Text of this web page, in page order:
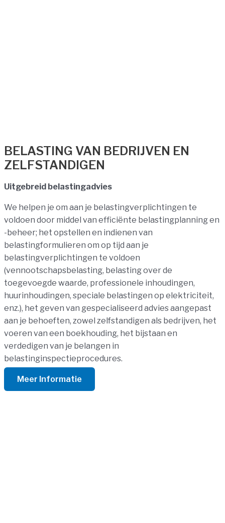
BELASTING VAN BEDRIJVEN EN
ZELFSTANDIGEN
Uitgebreid belastingadvies
We helpen je om aan je belastingverplichtingen te
voldoen door middel van efficiënte belastingplanning en
-beheer; het opstellen en indienen van
belastingformulieren om op tijd aan je
belastingverplichtingen te voldoen
(vennootschapsbelasting, belasting over de
toegevoegde waarde, professionele inhoudingen,
huurinhoudingen, speciale belastingen op elektriciteit,
enz.), het geven van gespecialiseerd advies aangepast
aan je behoeften, zowel zelfstandigen als bedrijven, het
voeren van een boekhouding, het bijstaan en
verdedigen van je belangen in
belastinginspectieprocedures.
Meer Informatie